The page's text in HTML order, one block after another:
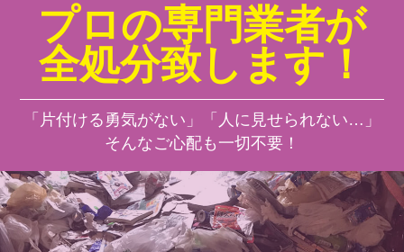
プロの専門業者が
全処分致します！
「片付ける勇気がない」「人に見せられない…」
そんなご心配も一切不要！